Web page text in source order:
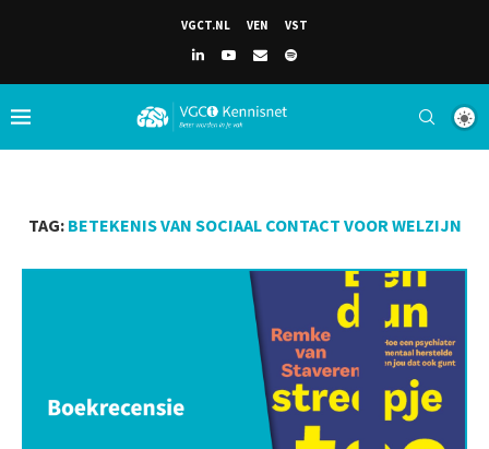
VGCT.NL VEN VST
TAG: BETEKENIS VAN SOCIAAL CONTACT VOOR WELZIJN